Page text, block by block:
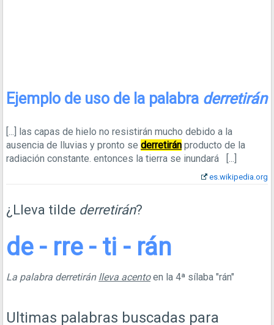
Ejemplo de uso de la palabra derretirán
[...] las capas de hielo no resistirán mucho debido a la
ausencia de lluvias y pronto se derretirán producto de la
radiación constante. entonces la tierra se inundará
[...]
es.wikipedia.org
¿Lleva tilde derretirán?
de - rre - ti - rán
La palabra derretirán lleva acentoen la 4ª sílaba "rán"
Ultimas palabras buscadas para